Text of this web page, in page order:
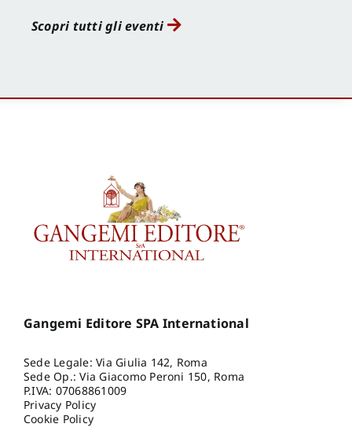
Scopri tutti gli eventi
Gangemi Editore SPA International
Sede Legale: Via Giulia 142, Roma
Sede Op.: Via Giacomo Peroni 150, Roma
P.IVA: 07068861009
Privacy Policy
Cookie Policy